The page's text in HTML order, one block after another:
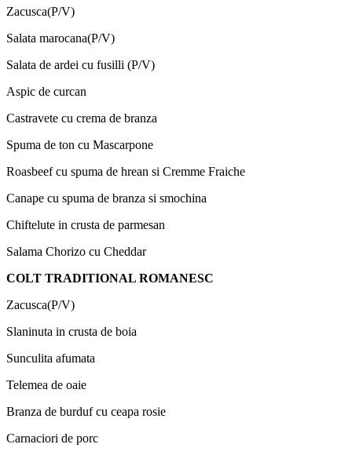
Zacusca(P/V)
Salata marocana(P/V)
Salata de ardei cu fusilli (P/V)
Aspic de curcan
Castravete cu crema de branza
Spuma de ton cu Mascarpone
Roasbeef cu spuma de hrean si Cremme Fraiche
Canape cu spuma de branza si smochina
Chiftelute in crusta de parmesan
Salama Chorizo cu Cheddar
COLT TRADITIONAL ROMANESC
Zacusca(P/V)
Slaninuta in crusta de boia
Sunculita afumata
Telemea de oaie
Branza de burduf cu ceapa rosie
Carnaciori de porc